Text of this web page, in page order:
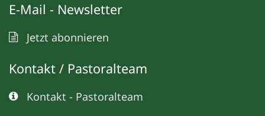
E-Mail - Newsletter
Jetzt abonnieren
Kontakt / Pastoralteam
Kontakt - Pastoralteam